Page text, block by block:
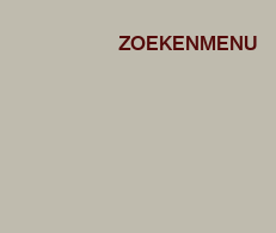
ZOEKENMENU